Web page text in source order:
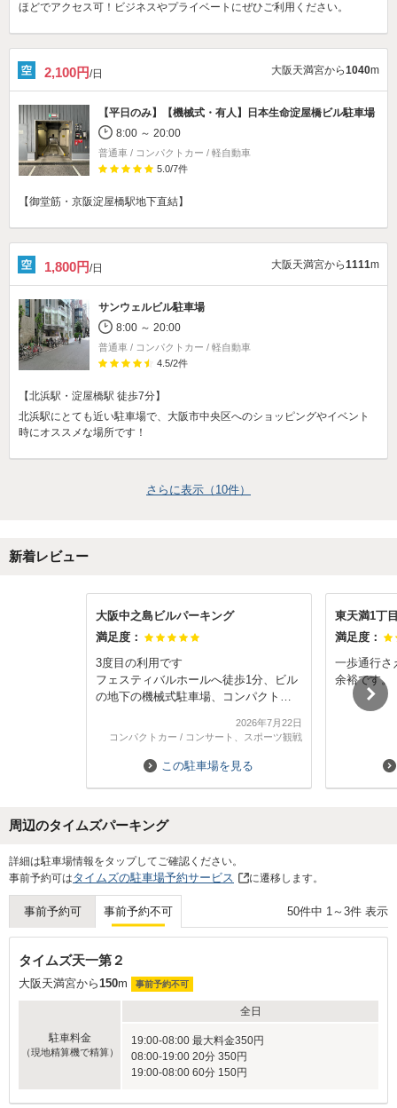
ほどでアクセス可！ビジネスやプライベートにぜひご利用ください。
2,100円/日 大阪天満宮から1040m
【平日のみ】【機械式・有人】
日本生命淀屋橋ビル駐車場
8:00 ～ 20:00
普通車 / コンパクトカー / 軽自動車
5.0/7件
【御堂筋・京阪淀屋橋駅地下直結】
1,800円/日 大阪天満宮から1111m
サンウェルビル駐車場
8:00 ～ 20:00
普通車 / コンパクトカー / 軽自動車
4.5/2件
【北浜駅・淀屋橋駅 徒歩7分】
北浜駅にとても近い駐車場で、大阪市中央区へのショッピングやイベント
時にオススメな場所です！
さらに表示（ 10件）
新着レビュー
大阪中之島ビルパーキング
満足度：
3度目の利用です
フェスティバルホールへ徒歩1分、ビル
の地下の機械式駐車場、コンパクトカ
入るとすぐに案内の方が親切に対応し
地下駐車場入口が手前の隣のビルの駐
また利用させていただきます
2026年7月22日
コンパクトカー / コンサート、スポーツ観戦
この駐車場を見る
東天満1丁
満足度：
一歩通行さ
余裕です。
周辺のタイムズパーキング
詳細は駐車場情報をタップしてご確認ください。
事前予約可はタイムズの駐車場予約サービス に遷移します。
事前予約可 事前予約不可 50件中 1 ～ 3件 表示
タイムズ天一第２
大阪天満宮から150m 事前予約不可
駐車料金
（現地精算機で精算）
全日
19:00-08:00 最大料金350円
08:00-19:00 20分 350円
19:00-08:00 60分 150円